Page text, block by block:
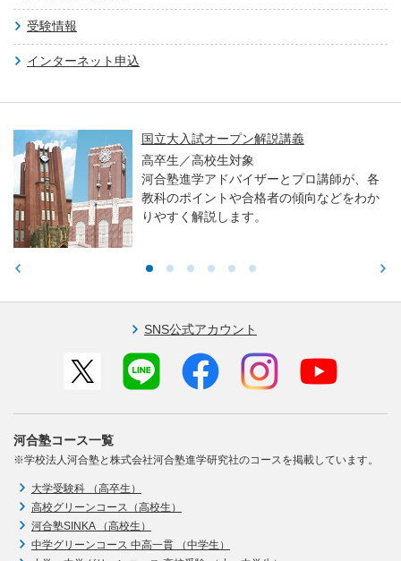
受験情報
インターネット申込
国立大入試オープン解説講義
高卒生／高校生対象
河合塾進学アドバイザーとプロ講師が、各
教科のポイントや合格者の傾向などをわか
りやすく解説します。
SNS公式アカウント
河合塾コース一覧
※学校法人河合塾と株式会社河合塾進学研究社のコースを掲載しています。
大学受験科 （高卒生）
高校グリーンコース（高校生）
河合塾SINKA （高校生）
中学グリーンコース 中高一貫 （中学生）